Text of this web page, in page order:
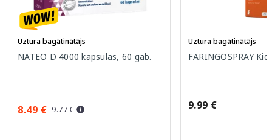
Uztura bagātinātājs
NATEO D 4000 kapsulas, 60 gab.
8.49 € 9.77 €
Uztura bagātinātājs
FARINGOSPRAY
9.99 €